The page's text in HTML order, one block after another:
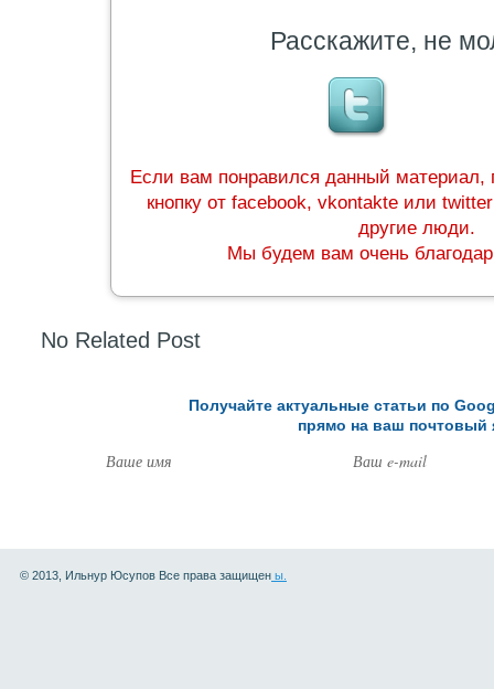
Расскажите, не
Если вам понравился данный материал,
кнопку от facebook, vkontakte или
другие люди.
Мы будем вам очень
No Related Post
Получайте актуальные статьи по
прямо на ваш почтовый
© 2013, Ильнур Юсупов Все права защищен ы.